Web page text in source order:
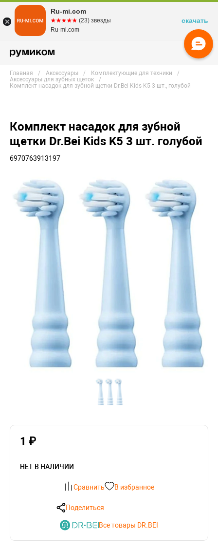
Главная Аксессуары
Комплектующие для техники
Аксессуары для зубных щеток
Комплект насадок для зубной щетки Dr.Bei Kids K5 3 шт., голубой
Комплект насадок для зубной
щетки Dr.Bei Kids K5 3 шт. голубой
6970763913197
1 ₽
НЕТ В НАЛИЧИИ
Сравнить В избранное
Поделиться
Все товары DR.BEI
Ru-mi.com
☆☆☆☆☆
★★★★★ (23) звезды
Ru-mi.com
скачать